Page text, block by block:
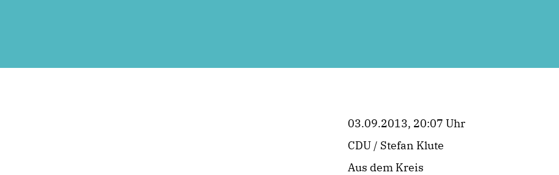
03.09.2013, 20:07 Uhr
CDU / Stefan Klute
Aus dem Kreis